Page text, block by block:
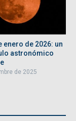
enero de 2026: un
astronómico
de 2025